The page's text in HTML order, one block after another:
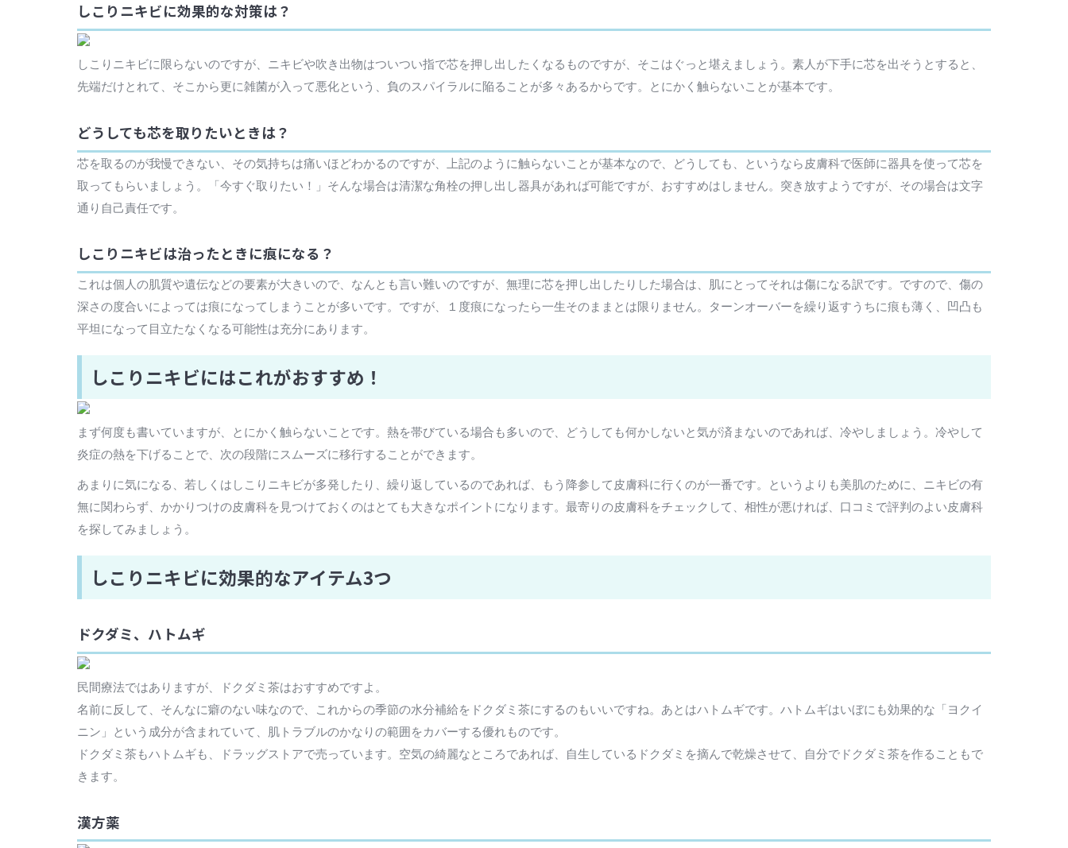
しこりニキビに効果的な対策は？
しこりニキビに限らないのですが、ニキビや吹き出物はついつい指で芯を押し出したくなるものですが、そこはぐっと堪えましょう。素人が下手に芯を出そうとすると、
先端だけとれて、そこから更に雑菌が入って悪化という、負のスパイラルに陥ることが多々あるからです。とにかく触らないことが基本です。
どうしても芯を取りたいときは？
芯を取るのが我慢できない、その気持ちは痛いほどわかるのですが、上記のように触らないことが基本なので、どうしても、というなら皮膚科で医師に器具を使って芯を
取ってもらいましょう。「今すぐ取りたい！」そんな場合は清潔な角栓の押し出し器具があれば可能ですが、おすすめはしません。突き放すようですが、その場合は文字
通り自己責任です。
しこりニキビは治ったときに痕になる？
これは個人の肌質や遺伝などの要素が大きいので、なんとも言い難いのですが、無理に芯を押し出したりした場合は、肌にとってそれは傷になる訳です。ですので、傷の
深さの度合いによっては痕になってしまうことが多いです。ですが、１度痕になったら一生そのままとは限りません。ターンオーバーを繰り返すうちに痕も薄く、凹凸も
平坦になって目立たなくなる可能性は充分にあります。
しこりニキビにはこれがおすすめ！
まず何度も書いていますが、とにかく触らないことです。熱を帯びている場合も多いので、どうしても何かしないと気が済まないのであれば、冷やしましょう。冷やして
炎症の熱を下げることで、次の段階にスムーズに移行することができます。
あまりに気になる、若しくはしこりニキビが多発したり、繰り返しているのであれば、もう降参して皮膚科に行くのが一番です。というよりも美肌のために、ニキビの有
無に関わらず、かかりつけの皮膚科を見つけておくのはとても大きなポイントになります。最寄りの皮膚科をチェックして、相性が悪ければ、口コミで評判のよい皮膚科
を探してみましょう。
しこりニキビに効果的なアイテム3つ
ドクダミ、ハトムギ
民間療法ではありますが、ドクダミ茶はおすすめですよ。
名前に反して、そんなに癖のない味なので、これからの季節の水分補給をドクダミ茶にするのもいいですね。あとはハトムギです。ハトムギはいぼにも効果的な「ヨクイ
ニン」という成分が含まれていて、肌トラブルのかなりの範囲をカバーする優れものです。
ドクダミ茶もハトムギも、ドラッグストアで売っています。空気の綺麗なところであれば、自生しているドクダミを摘んで乾燥させて、自分でドクダミ茶を作ることもで
きます。
漢方薬